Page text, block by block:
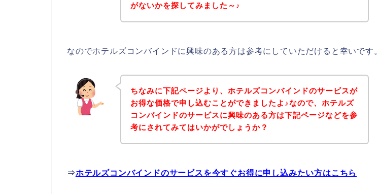
がないかを探してみました～♪
なのでホテルズコンバインドに興味のある方は参考にしていただけると幸いです。
ちなみに下記ページより、ホテルズコンバインドのサービスが
お得な価格で申し込むことができましたよ♪なので、ホテルズ
コンバインドのサービスに興味のある方は下記ページなどを参
考にされてみてはいかがでしょうか？
⇒ホテルズコンバインドのサービスを今すぐお得に申し込みたい方はこちら